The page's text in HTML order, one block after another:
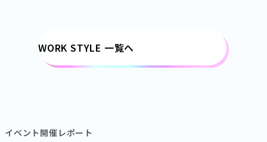
WORK STYLE 一覧へ
イベント開催レポート